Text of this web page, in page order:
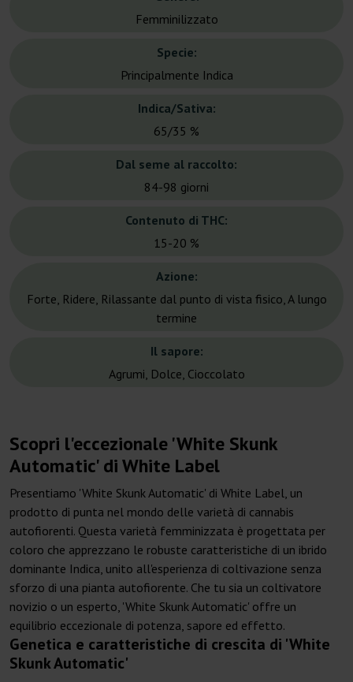
Femminilizzato
Specie:
Principalmente Indica
Indica/Sativa:
65/35 %
Dal seme al raccolto:
84-98 giorni
Contenuto di THC:
15-20 %
Azione:
Forte, Ridere, Rilassante dal punto di vista fisico, A lungo
termine
Il sapore:
Agrumi, Dolce, Cioccolato
Scopri l'eccezionale 'White Skunk
Automatic' di White Label
Presentiamo 'White Skunk Automatic' di White Label, un
prodotto di punta nel mondo delle varietà di cannabis
autofiorenti. Questa varietà femminizzata è progettata per
coloro che apprezzano le robuste caratteristiche di un ibrido
dominante Indica, unito all'esperienza di coltivazione senza
sforzo di una pianta autofiorente. Che tu sia un coltivatore
novizio o un esperto, 'White Skunk Automatic' offre un
equilibrio eccezionale di potenza, sapore ed effetto.
Genetica e caratteristiche di crescita di 'White
Skunk Automatic'